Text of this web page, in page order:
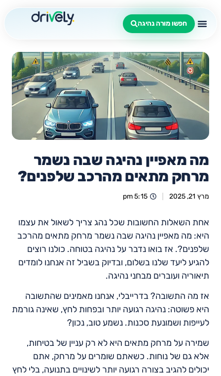
חפשו מורה נהיגה
מה מאפיין נהיגה שבה נשמר
מרחק מתאים מהרכב שלפנים?
מרץ 21, 2025 5:15 pm
אחת השאלות החשובות שכל נהג צריך לשאול את עצמו
היא: מה מאפיין נהיגה שבה נשמר מרחק מתאים מהרכב
שלפנים?. אז בואו נדבר על נהיגה בטוחה. כולנו רוצים
להגיע ליעד שלנו בשלום, ובדיוק בשביל זה אנחנו לומדים
תיאוריה ועוברים מבחני נהיגה.
אז מה התשובה? בדרייבלי, אנחנו מאמינים שהתשובה
היא פשוטה: נהיגה רגועה יותר ובפחות לחץ, שאינה גורמת
לעייפות ושמונעת סכנות. נשמע טוב, נכון?
שמירה על מרחק מתאים היא לא רק עניין של בטיחות,
אלא גם של נוחות. כשאתם שומרים על מרחק, אתם
יכולים להגיב בצורה רגועה יותר לשינויים בתנועה, בלי לחץ